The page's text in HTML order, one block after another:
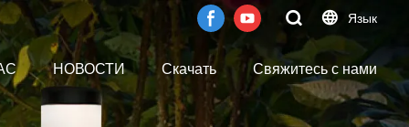
Язык
НОВОСТИ Скачать Свяжитесь с нами